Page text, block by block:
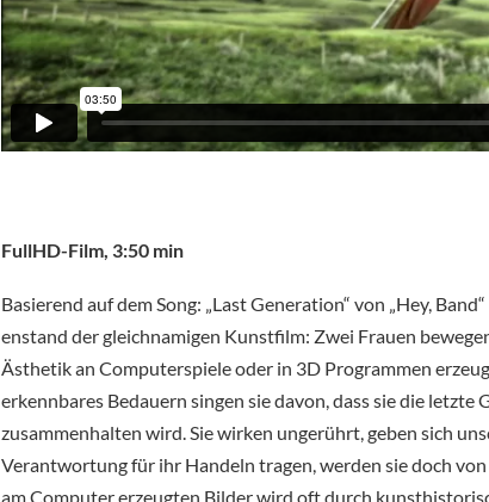
FullHD-Film, 3:50 min
Basierend auf dem Song: „Last Generation“ von „Hey,
enstand der gleichnamigen Kunstfilm: Zwei Frauen
Ästhetik an Computerspiele oder in 3D Programmen
erkennbares Bedauern singen sie davon, dass sie die
zusammenhalten wird. Sie wirken ungerührt, geben sich
Verantwortung für ihr Handeln tragen, werden sie doch
am Computer erzeugten Bilder wird oft durch